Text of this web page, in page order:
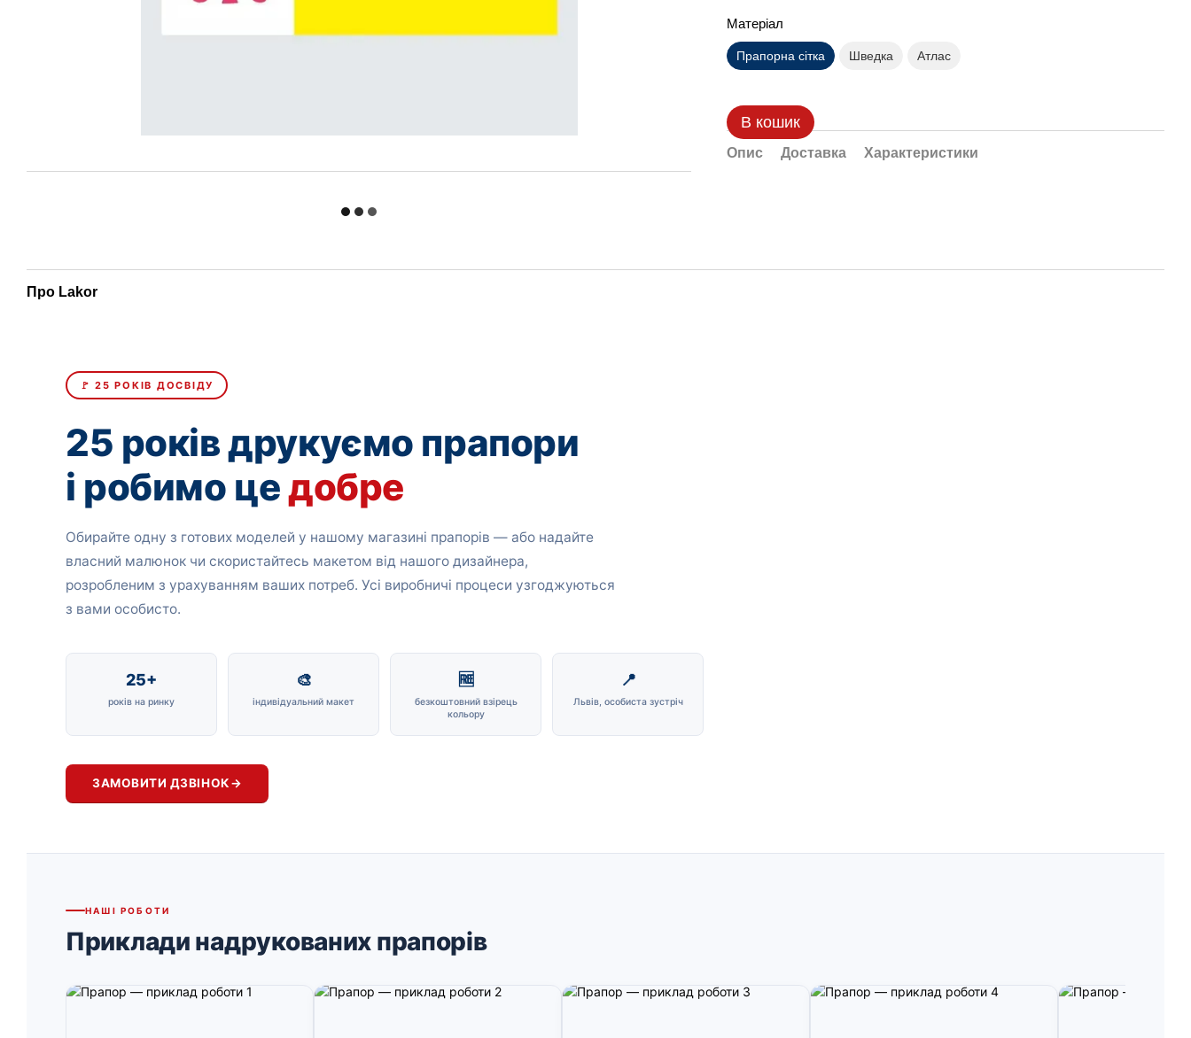
Матеріал
Прапорна сітка Шведка Атлас
В кошик
Опис Доставка Характеристики
Про Lakor
🚩 25 РОКІВ ДОСВІДУ
25 років друкуємо прапори
і робимо цедобре
Обирайте одну з готових моделей у нашому магазині прапорів — або надайте
власний малюнок чи скористайтесь макетом від нашого дизайнера,
розробленим з урахуванням ваших потреб. Усі виробничі процеси узгоджуються
з вами особисто.
25+
років на ринку
🎨
індивідуальний макет
🆓
безкоштовний взірець
кольору
📍
Львів, особиста зустріч
ЗАМОВИТИ ДЗВІНОК→
НАШІ РОБОТИ
Приклади надрукованих прапорів